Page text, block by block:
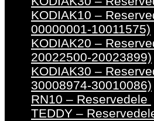
KODIAK10 –
00000001-10011575)
KODIAK20 –
20022500-20023899)
KODIAK30 –
30008974-30010086)
RN10 – Reservedele
TEDDY –